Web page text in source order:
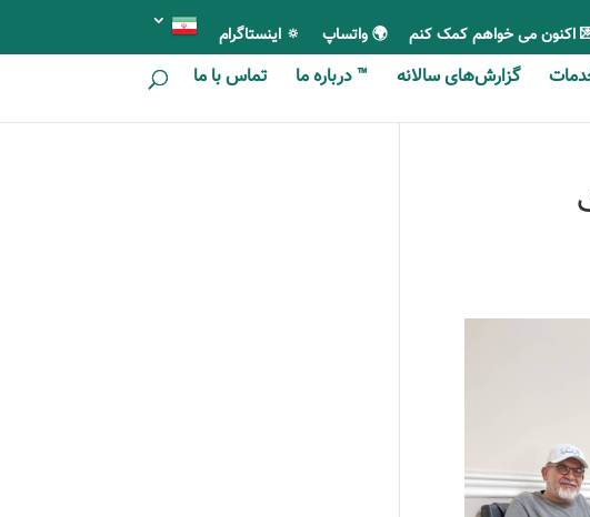
اکنون می خواهم کمک کنم 🌍 واتساپ 🔅 اینستاگرام
گزارش‎‎‌های سالانه ™ درباره ما تماس با ما